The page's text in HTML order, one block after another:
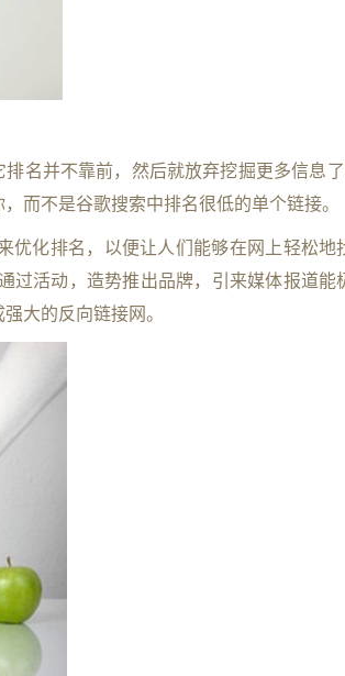
排名并不靠前，然后就放弃挖掘更多信息
而不是谷歌搜索中排名很低的单个链接。
优化排名，以便让人们能够在网上轻松地
过活动，造势推出品牌，引来媒体报道能
大的反向链接网。